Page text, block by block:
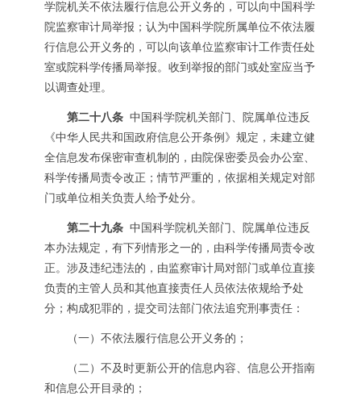
学院机关不依法履行信息公开义务的，可以向中国科学
院监察审计局举报；认为中国科学院所属单位不依法履
行信息公开义务的，可以向该单位监察审计工作责任处
室或院科学传播局举报。收到举报的部门或处室应当予
以调查处理。
第二十八条 中国科学院机关部门、院属单位违反
《中华人民共和国政府信息公开条例》规定，未建立健
全信息发布保密审查机制的，由院保密委员会办公室、
科学传播局责令改正；情节严重的，依据相关规定对部
门或单位相关负责人给予处分。
第二十九条 中国科学院机关部门、院属单位违反
本办法规定，有下列情形之一的，由科学传播局责令改
正。涉及违纪违法的，由监察审计局对部门或单位直接
负责的主管人员和其他直接责任人员依法依规给予处
分；构成犯罪的，提交司法部门依法追究刑事责任：
（一）不依法履行信息公开义务的；
（二）不及时更新公开的信息内容、信息公开指南
和信息公开目录的；